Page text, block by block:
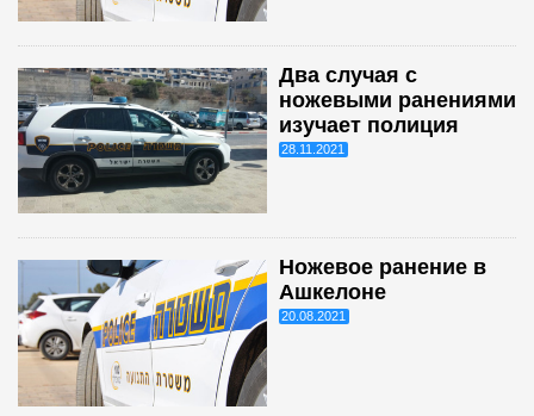
Два случая с
ножевыми ранениями
изучает полиция
28.11.2021
Ножевое ранение в
Ашкелоне
20.08.2021